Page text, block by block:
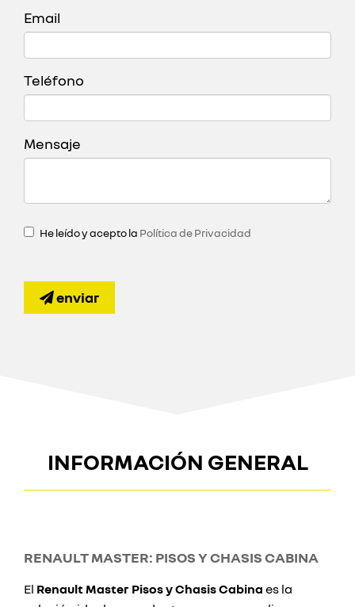
Email
Teléfono
Mensaje
He leído y acepto la Política de Privacidad
enviar
INFORMACIÓN GENERAL
RENAULT MASTER: PISOS Y CHASIS CABINA
El Renault Master Pisos y Chasis Cabina es la